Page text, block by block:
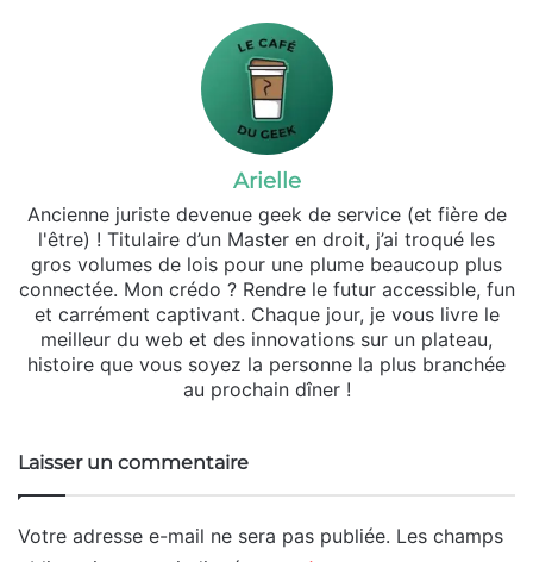
Arielle
Ancienne juriste devenue geek de service (et fière de
l'être) ! Titulaire d’un Master en droit, j’ai troqué les
gros volumes de lois pour une plume beaucoup plus
connectée. Mon crédo ? Rendre le futur accessible, fun
et carrément captivant. Chaque jour, je vous livre le
meilleur du web et des innovations sur un plateau,
histoire que vous soyez la personne la plus branchée
au prochain dîner !
Laisser un commentaire
Votre adresse e-mail ne sera pas publiée. Les champs